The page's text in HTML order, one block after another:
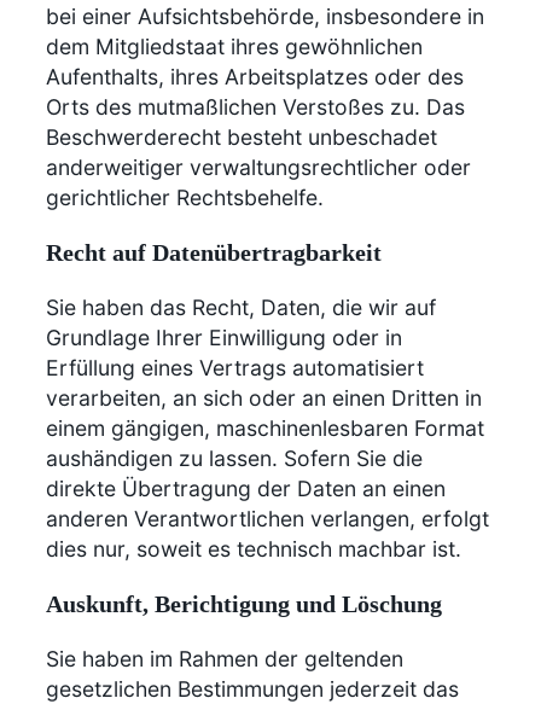
bei einer Aufsichtsbehörde, insbesondere in
dem Mitgliedstaat ihres gewöhnlichen
Aufenthalts, ihres Arbeitsplatzes oder des
Orts des mutmaßlichen Verstoßes zu. Das
Beschwerderecht besteht unbeschadet
anderweitiger verwaltungsrechtlicher oder
gerichtlicher Rechtsbehelfe.
Recht auf Daten­übertrag­barkeit
Sie haben das Recht, Daten, die wir auf
Grundlage Ihrer Einwilligung oder in
Erfüllung eines Vertrags automatisiert
verarbeiten, an sich oder an einen Dritten in
einem gängigen, maschinenlesbaren Format
aushändigen zu lassen. Sofern Sie die
direkte Übertragung der Daten an einen
anderen Verantwortlichen verlangen, erfolgt
dies nur, soweit es technisch machbar ist.
Auskunft, Berichtigung und Löschung
Sie haben im Rahmen der geltenden
gesetzlichen Bestimmungen jederzeit das